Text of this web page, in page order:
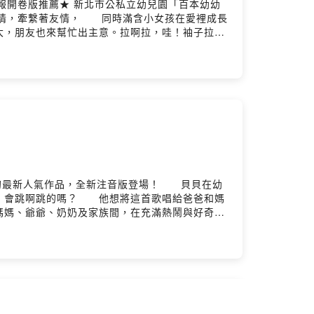
卷版推薦★ 新北市公私立幼兒園「百本幼幼
，牽繫著友情， 同時滿含小女孩在愛裡成長
朋友也來幫忙出主意。拉啊拉，哇！袖子拉長
雅子出版社：小魯文化Powered by Firstory
新人氣作品，全新注音版登場！ 貝貝在幼
跳啊跳的嗎？ 他想將這首歌唱給爸爸和媽
爺爺、奶奶及家族間，在充滿熱鬧與好奇心